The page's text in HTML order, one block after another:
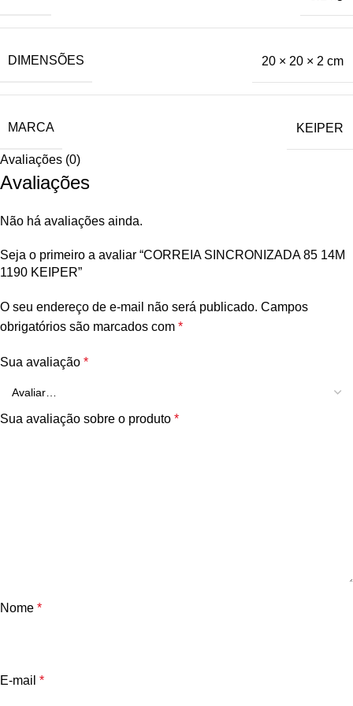
DIMENSÕES 20 × 20 × 2 cm
MARCA KEIPER
Avaliações (0)
Avaliações
Não há avaliações ainda.
Seja o primeiro a avaliar “CORREIA SINCRONIZADA 85 14M
1190 KEIPER”
O seu endereço de e-mail não será publicado. Campos
obrigatórios são marcados com *
Sua avaliação *
Sua avaliação sobre o produto *
Nome *
E-mail *